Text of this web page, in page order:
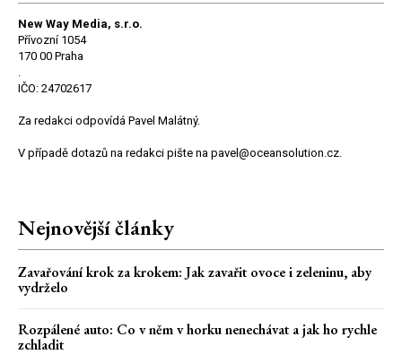
New Way Media, s.r.o.
Přívozní 1054
170 00 Praha
.
IČO: 24702617
Za redakci odpovídá Pavel Malátný.
V případě dotazů na redakci pište na pavel@oceansolution.cz.
Nejnovější články
Zavařování krok za krokem: Jak zavařit ovoce i zeleninu, aby
vydrželo
Rozpálené auto: Co v něm v horku nenechávat a jak ho rychle
zchladit